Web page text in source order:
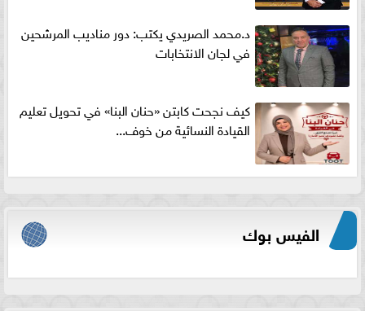
د.محمد الصريدي يكتب: دور مناديب المرشحين
في لجان الانتخابات
كيف نجحت كابتن «حنان البنا» في تحويل تعليم
القيادة النسائية من خوف...
الفيس بوك